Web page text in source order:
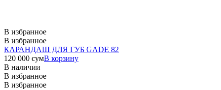
В избранное
В избранное
КАРАНДАШ ДЛЯ ГУБ GADE 82
120 000 сумВ корзину
В наличии
В избранное
В избранное